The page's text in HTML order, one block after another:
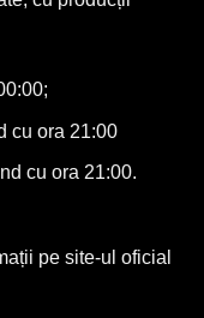
cu ora 21:00
cu ora 21:00.
pe site-ul oficial